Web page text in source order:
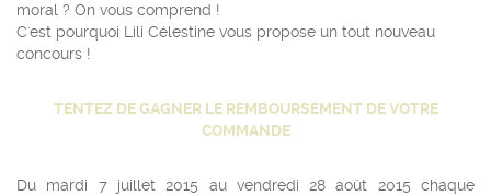
moral ? On vous comprend !
C'est pourquoi Lili Célestine vous propose un tout nouveau
concours !
TENTEZ DE GAGNER LE REMBOURSEMENT DE VOTRE
COMMANDE
Du mardi 7 juillet 2015 au vendredi 28 août 2015 chaque